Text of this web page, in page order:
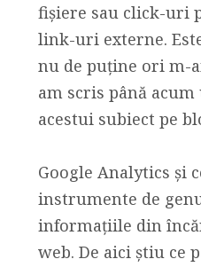
fișiere sau click-uri
link-uri externe.
nu de puține ori m-
am scris până
acestui subiect pe
Google Analytics și
instrumente de
informațiile din
web. De aici știu ce